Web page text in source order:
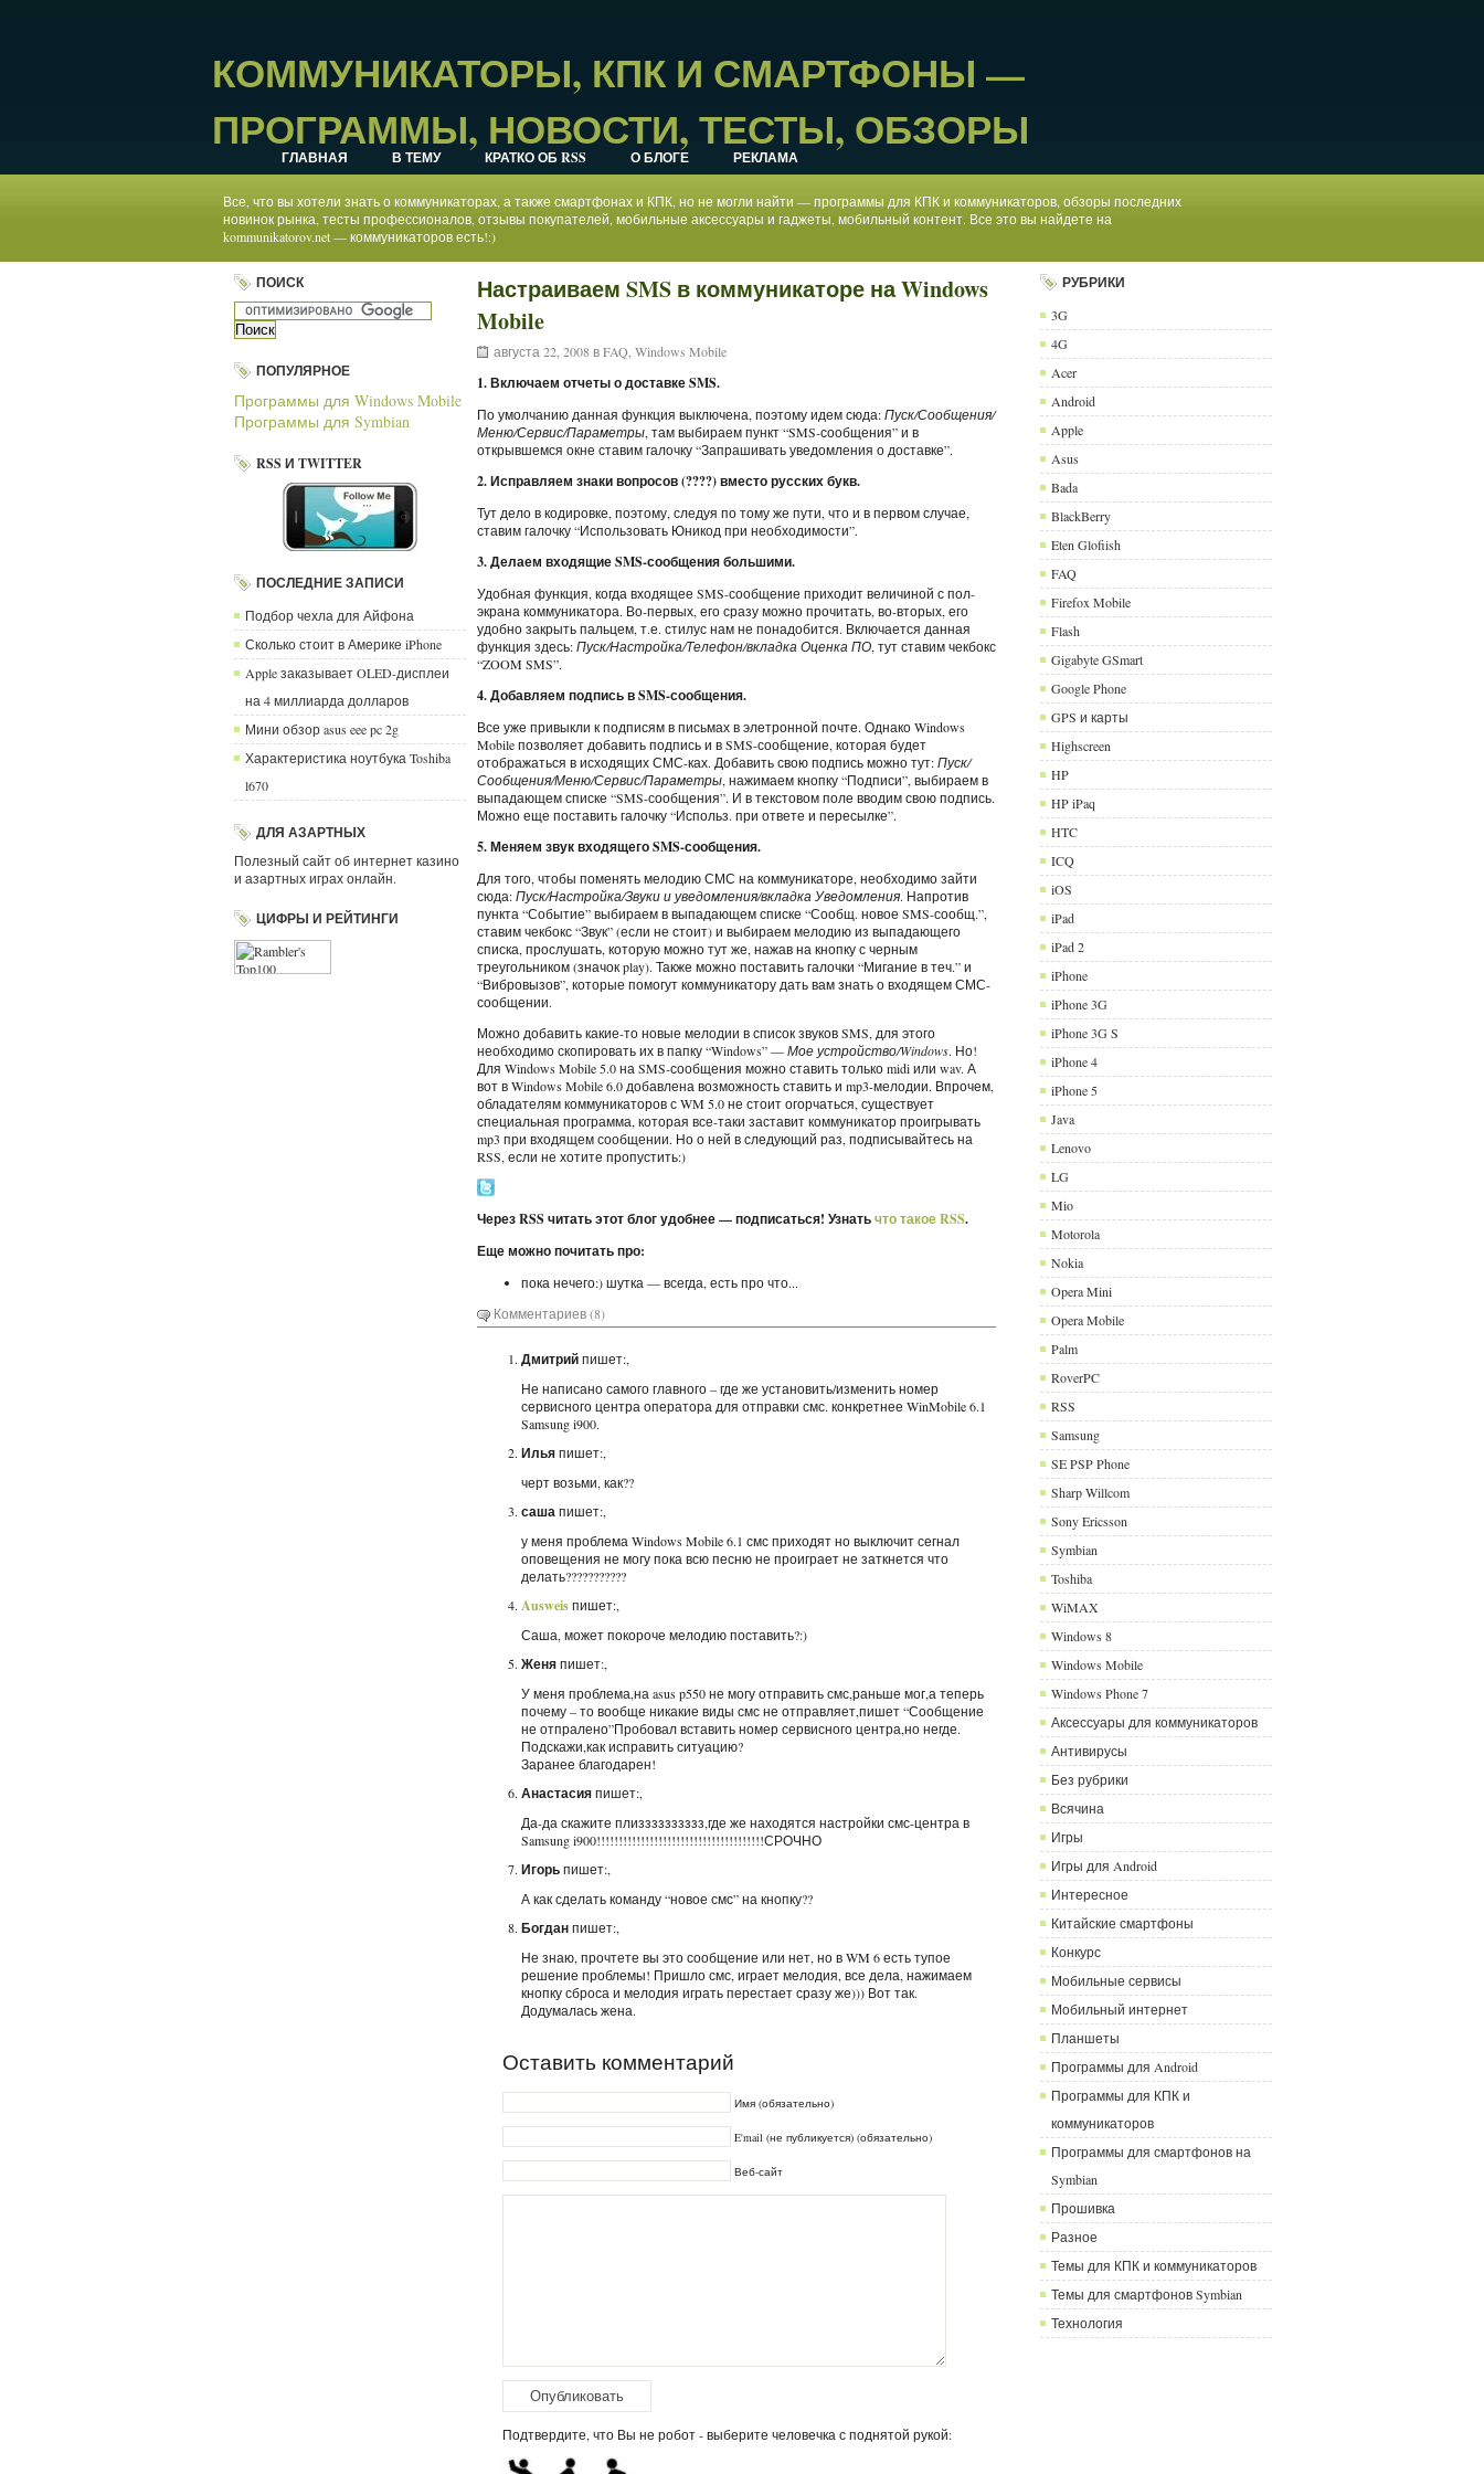
КОММУНИКАТОРЫ, КПК И СМАРТФОНЫ —
ПРОГРАММЫ, НОВОСТИ, ТЕСТЫ, ОБЗОРЫ
ГЛАВНАЯ В ТЕМУ КРАТКО ОБ RSS О БЛОГЕ РЕКЛАМА
Все, что вы хотели знать о коммуникаторах, а также смартфонах и КПК, но не могли найти — программы для КПК и коммуникаторов, обзоры последних
новинок рынка, тесты профессионалов, отзывы покупателей, мобильные аксессуары и гаджеты, мобильный контент. Все это вы найдете на
kommunikatorov.net — коммуникаторов есть!:)
ПОИСК
ПОПУЛЯРНОЕ
Программы для Windows Mobile
Программы для Symbian
RSS И TWITTER
ПОСЛЕДНИЕ ЗАПИСИ
Подбор чехла для Айфона
Сколько стоит в Америке iPhone
Apple заказывает OLED-дисплеи
на 4 миллиарда долларов
Мини обзор asus eee pc 2g
Характеристика ноутбука Toshiba
l670
ДЛЯ АЗАРТНЫХ
Полезный сайт об интернет казино
и азартных играх онлайн.
ЦИФРЫ И РЕЙТИНГИ
Настраиваем SMS в коммуникаторе на Windows
Mobile
августа 22, 2008 вFAQ Windows Mobile
1. Включаем отчеты о доставке SMS.
По умолчанию данная функция выключена, поэтому идем сюда:Пуск/Сообщения/
Меню/Сервис/Параметры, там выбираем пункт “SMS-сообщения” и в
открывшемся окне ставим галочку “Запрашивать уведомления о доставке”.
2. Исправляем знаки вопросов (????) вместо русских букв.
Тут дело в кодировке, поэтому, следуя по тому же пути, что и в первом случае,
ставим галочку “Использовать Юникод при необходимости”.
3. Делаем входящие SMS-сообщения большими.
Удобная функция, когда входящее SMS-сообщение приходит величиной с пол-
экрана коммуникатора. Во-первых, его сразу можно прочитать, во-вторых, его
удобно закрыть пальцем, т.е. стилус нам не понадобится. Включается данная
функция здесь:Пуск/Настройка/Телефон/вкладка Оценка ПО, тут ставим чекбокс
“ZOOM SMS”.
4. Добавляем подпись в SMS-сообщения.
Все уже привыкли к подписям в письмах в элетронной почте. Однако Windows
Mobile позволяет добавить подпись и в SMS-сообщение, которая будет
отображаться в исходящих СМС-ках. Добавить свою подпись можно тут:Пуск/
Сообщения/Меню/Сервис/Параметры, нажимаем кнопку “Подписи”, выбираем в
выпадающем списке “SMS-сообщения”. И в текстовом поле вводим свою подпись.
Можно еще поставить галочку “Использ. при ответе и пересылке”.
5. Меняем звук входящего SMS-сообщения.
Для того, чтобы поменять мелодию СМС на коммуникаторе, необходимо зайти
сюда:Пуск/Настройка/Звуки и уведомления/вкладка Уведомления. Напротив
пункта “Событие” выбираем в выпадающем списке “Сообщ. новое SMS-сообщ.”,
ставим чекбокс “Звук” (если не стоит) и выбираем мелодию из выпадающего
списка, прослушать, которую можно тут же, нажав на кнопку с черным
треугольником (значок play). Также можно поставить галочки “Мигание в теч.” и
“Вибровызов”, которые помогут коммуникатору дать вам знать о входящем СМС-
сообщении.
Можно добавить какие-то новые мелодии в список звуков SMS, для этого
необходимо скопировать их в папку “Windows” —Мое устройство/Windows. Но!
Для Windows Mobile 5.0 на SMS-сообщения можно ставить только midi или wav. А
вот в Windows Mobile 6.0 добавлена возможность ставить и mp3-мелодии. Впрочем,
обладателям коммуникаторов с WM 5.0 не стоит огорчаться, существует
специальная программа, которая все-таки заставит коммуникатор проигрывать
mp3 при входящем сообщении. Но о ней в следующий раз, подписывайтесь на
RSS, если не хотите пропустить:)
Через RSS читать этот блог удобнее — подписаться! Узнатьчто такое RSS.
Еще можно почитать про:
пока нечего:) шутка — всегда, есть про что...
Комментариев (8)
Дмитрийпишет:,
Не написано самого главного – где же установить/изменить номер
сервисного центра оператора для отправки смс. конкретнее WinMobile 6.1
Samsung i900.
Ильяпишет:,
черт возьми, как??
сашапишет:,
у меня проблема Windows Mobile 6.1 смс приходят но выключит сегнал
оповещения не могу пока всю песню не проиграет не заткнется что
делать???????????
Ausweisпишет:,
Саша, может покороче мелодию поставить?:)
Женяпишет:,
У меня проблема,на asus p550 не могу отправить смс,раньше мог,а теперь
почему – то вообще никакие виды смс не отправляет,пишет “Сообщение
не отпралено”Пробовал вставить номер сервисного центра,но негде.
Подскажи,как исправить ситуацию?
Заранее благодарен!
Анастасияпишет:,
Да-да скажите плизззззззззз,где же находятся настройки смс-центра в
Samsung i900!!!!!!!!!!!!!!!!!!!!!!!!!!!!!!!!!!!!!!СРОЧНО
Игорьпишет:,
А как сделать команду “новое смс” на кнопку??
Богданпишет:,
Не знаю, прочтете вы это сообщение или нет, но в WM 6 есть тупое
решение проблемы! Пришло смс, играет мелодия, все дела, нажимаем
кнопку сброса и мелодия играть перестает сразу же))) Вот так.
Додумалась жена.
Оставить комментарий
Имя (обязательно)
E'mail (не публикуется) (обязательно)
Веб-сайт
Подтвердите, что Вы не робот - выберите человечка с поднятой рукой:
РУБРИКИ
3G
4G
Acer
Android
Apple
Asus
Bada
BlackBerry
Eten Glofiish
FAQ
Firefox Mobile
Flash
Gigabyte GSmart
Google Phone
GPS и карты
Highscreen
HP
HP iPaq
HTC
ICQ
iOS
iPad
iPad 2
iPhone
iPhone 3G
iPhone 3G S
iPhone 4
iPhone 5
Java
Lenovo
LG
Mio
Motorola
Nokia
Opera Mini
Opera Mobile
Palm
RoverPC
RSS
Samsung
SE PSP Phone
Sharp Willcom
Sony Ericsson
Symbian
Toshiba
WiMAX
Windows 8
Windows Mobile
Windows Phone 7
Аксессуары для коммуникаторов
Антивирусы
Без рубрики
Всячина
Игры
Игры для Android
Интересное
Китайские смартфоны
Конкурс
Мобильные сервисы
Мобильный интернет
Планшеты
Программы для Android
Программы для КПК и
коммуникаторов
Программы для смартфонов на
Symbian
Прошивка
Разное
Темы для КПК и коммуникаторов
Темы для смартфонов Symbian
Технология